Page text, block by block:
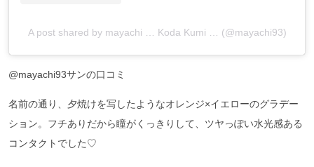
A post shared by mayachi … Koda Kumi … (@mayachi93)
@mayachi93サンの口コミ
名前の通り、夕焼けを写したようなオレンジ×イエローのグラデー
ション。フチありだから瞳がくっきりして、ツヤっぽい水光感ある
コンタクトでした♡